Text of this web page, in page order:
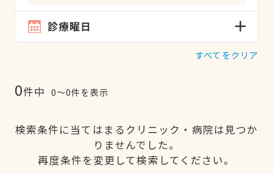
診療曜日
すべてをクリア
0件中 0〜0件を表示
検索条件に当てはまるクリニック・病院は見つか
りませんでした。
再度条件を変更して検索してください。